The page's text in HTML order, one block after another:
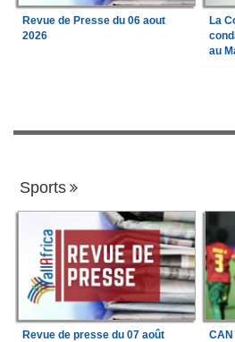
Revue de Presse du 06 aout
2026
La
au
Sports
Revue de presse du 07 août
CAN